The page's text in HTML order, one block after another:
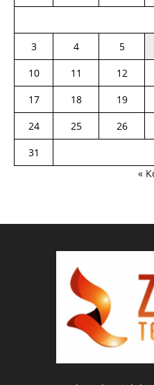
3
4 5
10
11 12
17
18 19
24
25 26
31
«